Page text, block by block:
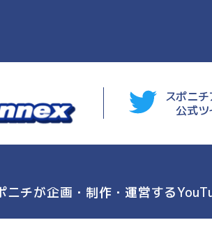
スポニ
公式ツ
ニチが企画・制作・運営する